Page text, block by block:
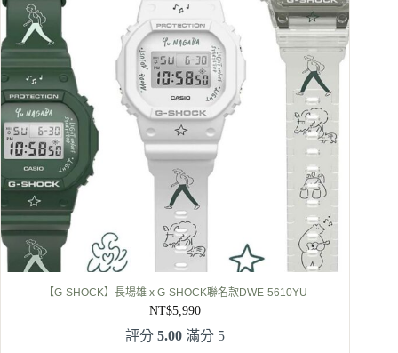
【G-SHOCK】長場雄 x G-SHOCK聯名款DWE-5610YU
NT$5,990
評分5.00 滿分 5